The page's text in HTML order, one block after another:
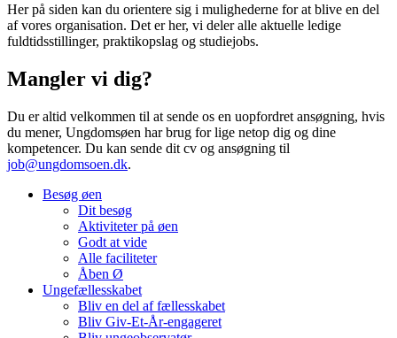
Her på siden kan du orientere sig i mulighederne for at blive en del
af vores organisation. Det er her, vi deler alle aktuelle ledige
fuldtidsstillinger, praktikopslag og studiejobs.
Mangler vi dig?
Du er altid velkommen til at sende os en uopfordret ansøgning, hvis
du mener, Ungdomsøen har brug for lige netop dig og dine
kompetencer. Du kan sende dit cv og ansøgning til
job@ungdomsoen.dk.
Besøg øen
Dit besøg
Aktiviteter på øen
Godt at vide
Alle faciliteter
Åben Ø
Ungefællesskabet
Bliv en del af fællesskabet
Bliv Giv-Et-År-engageret